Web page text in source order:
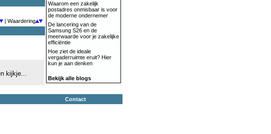
| Waardering
kijkje...
Waarom een zakelijk
postadres onmisbaar is voor
de moderne ondernemer
De lancering van de
Samsung S26 en de
meerwaarde voor je zakelijke
efficiëntie
Hoe ziet de ideale
vergaderruimte eruit? Hier
kun je aan denken
Bekijk alle blogs
Contact